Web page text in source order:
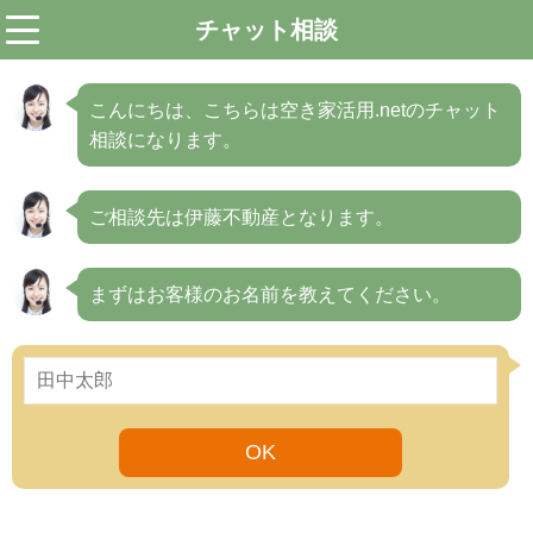
チャット相談
こんにちは、こちらは空き家活用.netのチャット
相談になります。
ご相談先は伊藤不動産となります。
まずはお客様のお名前を教えてください。
OK